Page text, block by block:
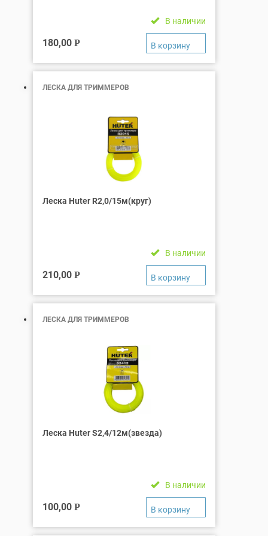
В наличии
180,00 Р
ЛЕСКА ДЛЯ ТРИММЕРОВ
Леска Huter R2,0/15м(круг)
В наличии
210,00 Р
ЛЕСКА ДЛЯ ТРИММЕРОВ
Леска Huter S2,4/12м(звезда)
В наличии
100,00 Р